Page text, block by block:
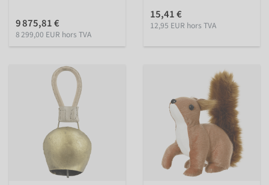
9 875,81 €
8 299,00 EUR hors TVA
15,41 €
12,95 EUR hors TVA